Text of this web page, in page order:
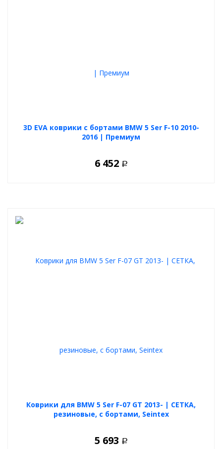
3D EVA коврики с бортами BMW 5 Ser F-10 2010-
2016 | Премиум
6 452 Р
Коврики для BMW 5 Ser F-07 GT 2013- | СЕТКА,
резиновые, с бортами, Seintex
5 693 Р